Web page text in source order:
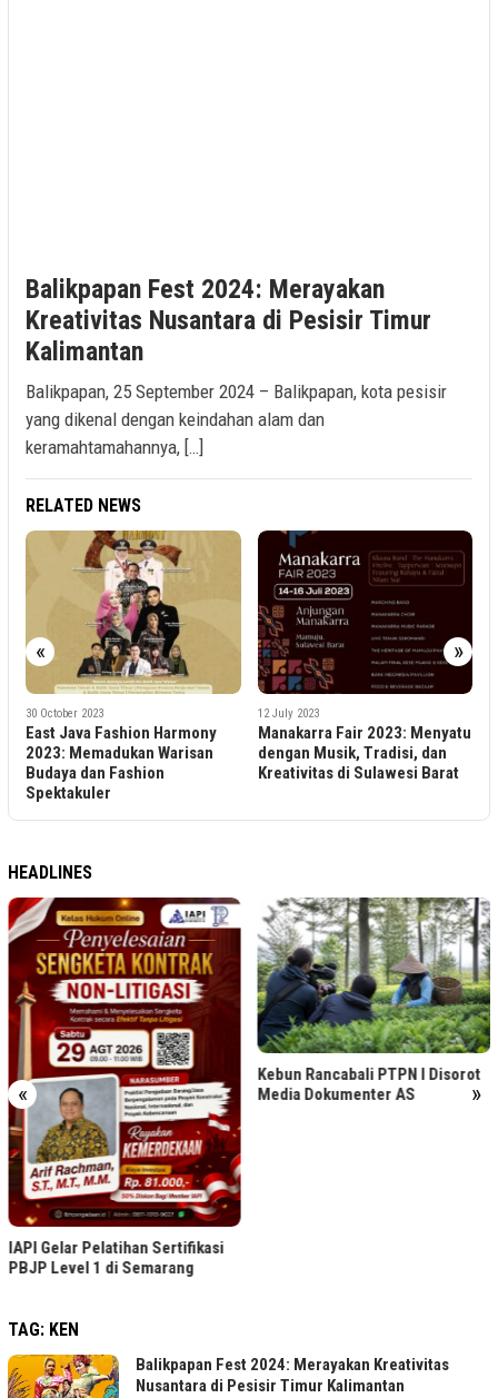
Balikpapan Fest 2024: Merayakan
Kreativitas Nusantara di Pesisir Timur
Kalimantan
Balikpapan, 25 September 2024 – Balikpapan, kota pesisir
yang dikenal dengan keindahan alam dan
keramahtamahannya, […]
RELATED NEWS
« »
30 October 2023
East Java Fashion Harmony
2023: Memadukan Warisan
Budaya dan Fashion
Spektakuler
12 July 2023
Manakarra Fair 2023: Menyatu
dengan Musik, Tradisi, dan
Kreativitas di Sulawesi Barat
HEADLINES
« »
IAPI Gelar Pelatihan Sertifikasi
PBJP Level 1 di Semarang
Kebun Rancabali PTPN I Disorot
Media Dokumenter AS
TAG: KEN
Balikpapan Fest 2024: Merayakan Kreativitas
Nusantara di Pesisir Timur Kalimantan